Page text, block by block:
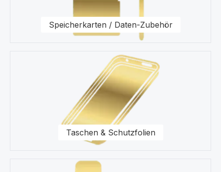
Speicherkarten / Daten-Zubehör
Taschen & Schutzfolien